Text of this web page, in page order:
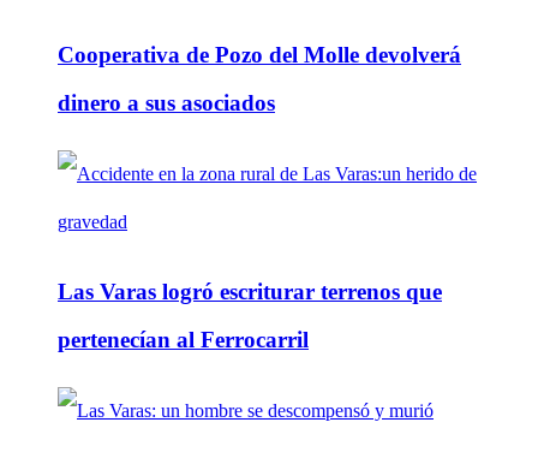
Cooperativa de Pozo del Molle devolverá
dinero a sus asociados
Las Varas logró escriturar terrenos que
pertenecían al Ferrocarril